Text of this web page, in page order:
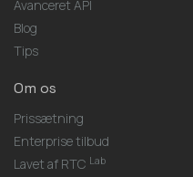
Avanceret API
Blog
Tips
Om os
Prissætning
Enterprise tilbud
Lavet af RTC Lab